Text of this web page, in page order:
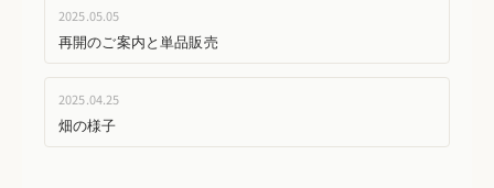
2025.05.05
再開のご案内と単品販売
2025.04.25
畑の様子